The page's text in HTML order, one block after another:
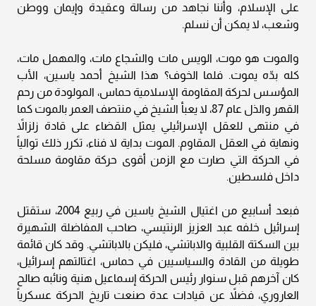
على الإسلام، وأننا نجاهد من رسالة وعقيدة وإيمان ووطن
وشعب، لا يمكن أن نسلم.
والموت هو موت، الويس مات والشجاع مات، والمهمل مات،
كله بدّه يموت. فلما الخوف؟ هذا الشيخ أحمد ياسين، الأب
المؤسس لحركة المقاومة الإسلامية حماس، المولودة من رحم
القهر والذل عام 87، لا يعبأ الشيخ في منتصف العمر بالموت كما
في منتهى للعقل الإسرائيلي يمثل القضاء على قادة زلزالاً
ونهاية في العقل المقاوم. الموت بداية لا فناء، تكرر ذلك توالياً
في الحركة التي صارت مع الزمن أقوى حركة مقاومة مسلحة
داخل فلسطين.
فبعد أسابيع من اغتيال الشيخ ياسين في ربيع 2004، ستقتل
إسرائيل خلفه عبد العزيز الرنتيسي، صاحب المفاضلة الشهيرة
بين السكتة القلبية والاباتشي، فليكن بالاباتشي. وقد كان قائمة
طويلة من القادة والسياسيين في حماس، اغتالتهم إسرائيل،
كان آخرهم قبل سنوار رئيس الحركة إسماعيل هنية ونائبه صالح
العاروري، فضلاً عن قيادات عدة صنعت تاريخ الحركة عسكرياً